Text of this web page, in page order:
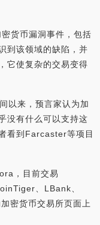
货币漏洞事件，包括
到该领域的缺陷，并
它使复杂的交易变得
以来，预言家认为加
没有什么可以支持这
看到Farcaster等项目
，目前交易
、LBank、
密货币交易所页面上